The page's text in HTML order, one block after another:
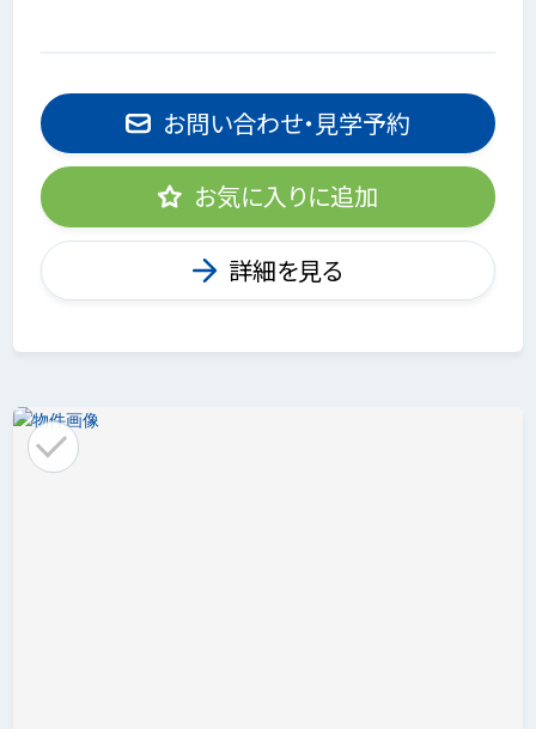
お問い合わせ・見学予約
お気に入りに追加
詳細を見る